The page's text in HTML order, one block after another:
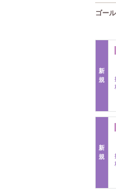
ゴー
新
規
新
規